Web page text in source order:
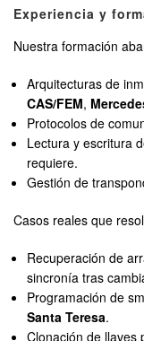
Experiencia y
Nuestra formación
Arquitecturas de
CAS/FEM,
Protocolos de
Lectura y escritura
requiere.
Gestión de
Casos reales que
Recuperación de
sincronía tras
Programación de
Santa Teresa.
Clonación de llaves